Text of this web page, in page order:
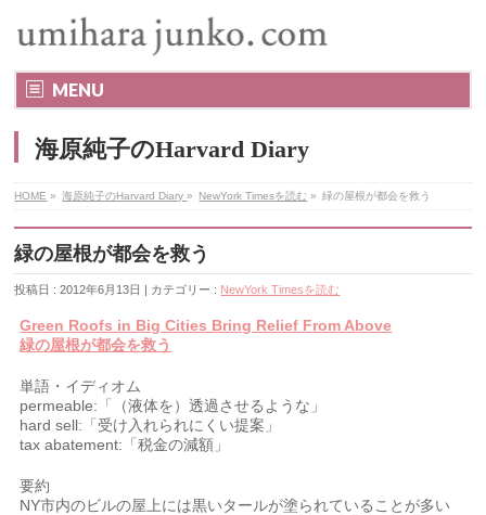
MENU
海原純子のHarvard Diary
HOME » 海原純子のHarvard Diary» NewYork Timesを読む » 緑の屋根が都会を救う
緑の屋根が都会を救う
投稿日 : 2012年6月13日 | カテゴリー : NewYork Timesを読む
Green Roofs in Big Cities Bring Relief From Above
緑の屋根が都会を救う
単語・イディオム
permeable:「（液体を）透過させるような」
hard sell:「受け入れられにくい提案」
tax abatement:「税金の減額」
要約
NY市内のビルの屋上には黒いタールが塗られていることが多い